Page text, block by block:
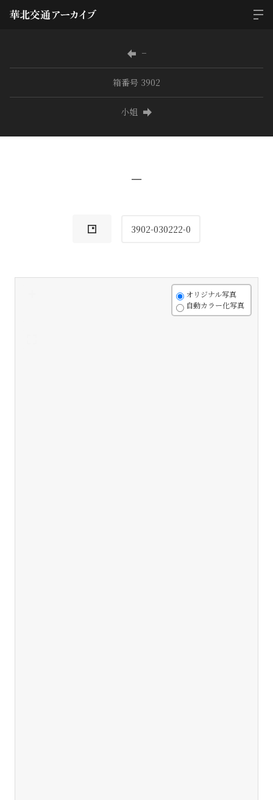
−
箱番号 3902
小姐
−
3902-030222-0
オリジナル写真
自動カラー化写真